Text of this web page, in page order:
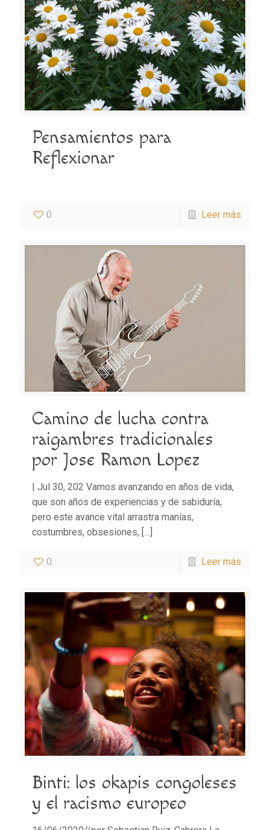
Pensamientos para
Reflexionar
0 Leer más
Camino de lucha contra
raigambres tradicionales
por Jose Ramon Lopez
| Jul 30, 202 Vamos avanzando en años de vida,
que son años de experiencias y de sabiduría,
pero este avance vital arrastra manías,
costumbres, obsesiones, […]
0 Leer más
Binti: los okapis congoleses
y el racismo europeo